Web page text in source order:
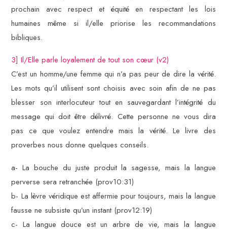
prochain avec respect et équité en respectant les lois
humaines même si il/elle priorise les recommandations
bibliques.
3] Il/Elle parle loyalement de tout son cœur (v2)
C’est un homme/une femme qui n’a pas peur de dire la vérité.
Les mots qu’il utilisent sont choisis avec soin afin de ne pas
blesser son interlocuteur tout en sauvegardant l’intégrité du
message qui doit être délivré. Cette personne ne vous dira
pas ce que voulez entendre mais la vérité. Le livre des
proverbes nous donne quelques conseils.
a- La bouche du juste produit la sagesse, mais la langue
perverse sera retranchée (prov10:31)
b- La lèvre véridique est affermie pour toujours, mais la langue
fausse ne subsiste qu’un instant (prov12:19)
c- La langue douce est un arbre de vie, mais la langue